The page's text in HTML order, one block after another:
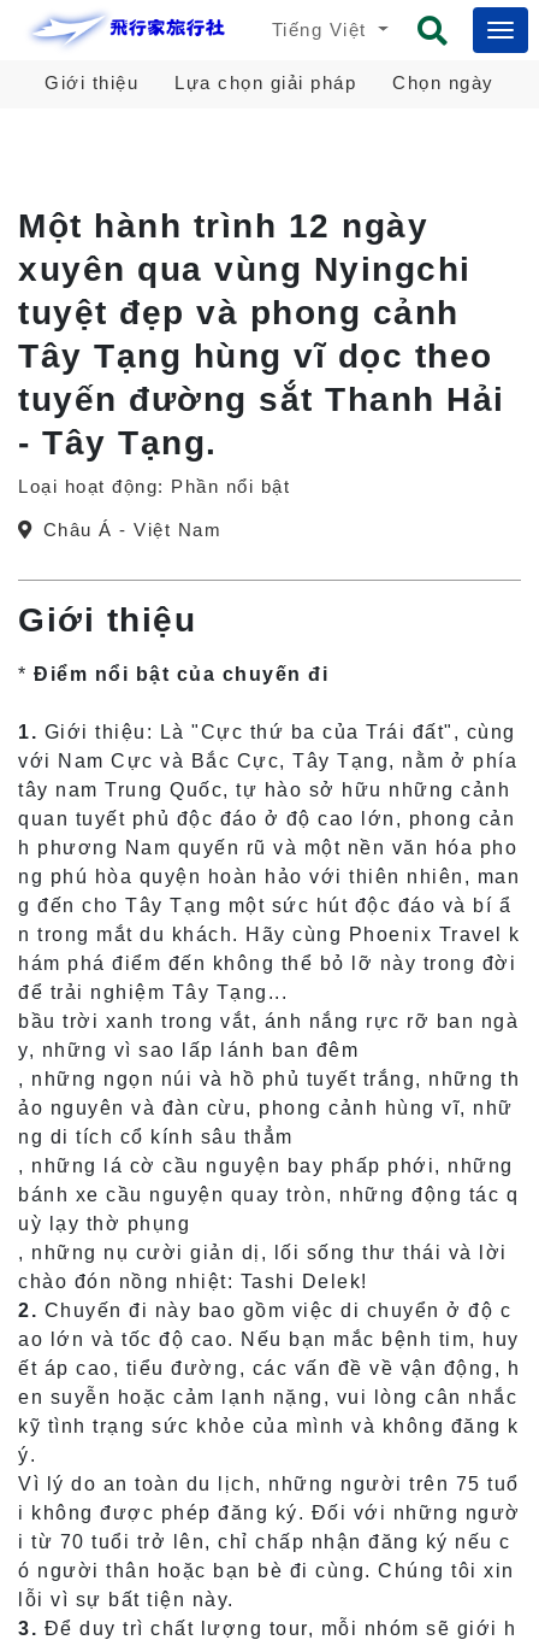
Tiếng Việt
Giới thiệu Lựa chọn giải pháp Chọn ngày
Một hành trình 12 ngày
xuyên qua vùng Nyingchi
tuyệt đẹp và phong cảnh
Tây Tạng hùng vĩ dọc theo
tuyến đường sắt Thanh Hải
- Tây Tạng.
Loại hoạt động: Phần nổi bật
Châu Á - Việt Nam
Giới thiệu
* Điểm nổi bật của chuyến đi
1. Giới thiệu: Là "Cực thứ ba của Trái đất", cùng
với Nam Cực và Bắc Cực, Tây Tạng, nằm ở phía
tây nam Trung Quốc, tự hào sở hữu những cảnh
quan tuyết phủ độc đáo ở độ cao lớn, phong cản
h phương Nam quyến rũ và một nền văn hóa pho
ng phú hòa quyện hoàn hảo với thiên nhiên, man
g đến cho Tây Tạng một sức hút độc đáo và bí ẩ
n trong mắt du khách. Hãy cùng Phoenix Travel k
hám phá điểm đến không thể bỏ lỡ này trong đời
để trải nghiệm Tây Tạng...
bầu trời xanh trong vắt, ánh nắng rực rỡ ban ngà
y, những vì sao lấp lánh ban đêm
, những ngọn núi và hồ phủ tuyết trắng, những th
ảo nguyên và đàn cừu, phong cảnh hùng vĩ, nhữ
ng di tích cổ kính sâu thẳm
, những lá cờ cầu nguyện bay phấp phới, những
bánh xe cầu nguyện quay tròn, những động tác q
uỳ lạy thờ phụng
, những nụ cười giản dị, lối sống thư thái và lời
chào đón nồng nhiệt: Tashi Delek!
2. Chuyến đi này bao gồm việc di chuyển ở độ c
ao lớn và tốc độ cao. Nếu bạn mắc bệnh tim, huy
ết áp cao, tiểu đường, các vấn đề về vận động, h
en suyễn hoặc cảm lạnh nặng, vui lòng cân nhắc
kỹ tình trạng sức khỏe của mình và không đăng k
ý.
Vì lý do an toàn du lịch, những người trên 75 tuổ
i không được phép đăng ký. Đối với những ngườ
i từ 70 tuổi trở lên, chỉ chấp nhận đăng ký nếu c
ó người thân hoặc bạn bè đi cùng. Chúng tôi xin
lỗi vì sự bất tiện này.
3. Để duy trì chất lượng tour, mỗi nhóm sẽ giới h